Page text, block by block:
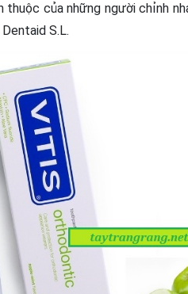
thuộc của những người chỉnh
S.L.